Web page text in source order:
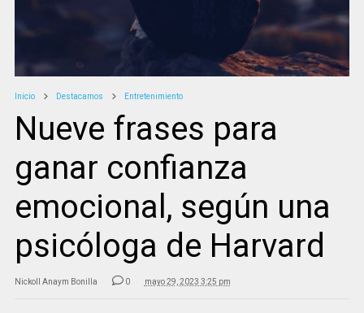
Inicio Destacamos Entretenimiento
Nueve frases para
ganar confianza
emocional, según una
psicóloga de Harvard
Nickoll Anaym Bonilla 0 mayo 29, 2023 3:25 pm